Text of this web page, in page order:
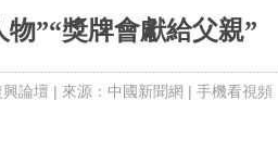
”“獎牌會獻給父親”
論壇 | 來源：中國新聞網 | 手機看視頻